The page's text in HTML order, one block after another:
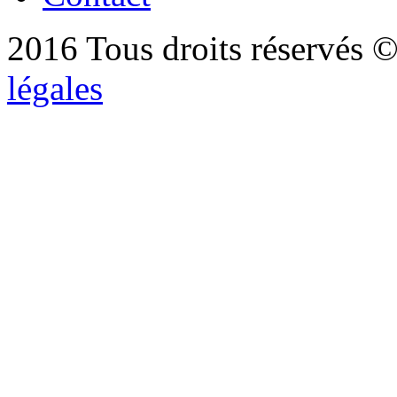
2016 Tous droits réservés
légales